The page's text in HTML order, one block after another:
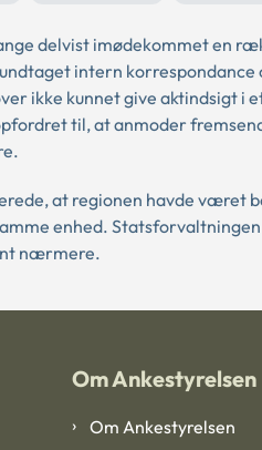
delvist imødekommet en
intern
ikke kunnet give aktindsigt i
til, at anmoder
at regionen havde været
enhed.
nærmere.
Om Ankestyrelsen
Om Ankestyrelsen